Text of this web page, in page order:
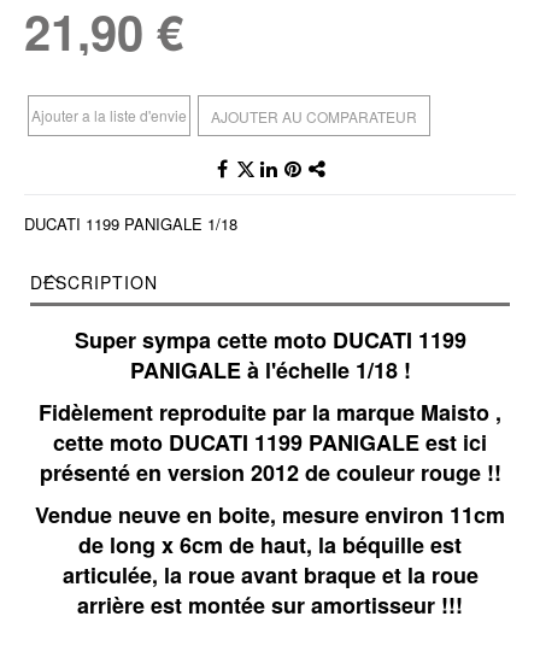
gallery
21,90 €
Ajouter a la liste d'envie AJOUTER AU COMPARATEUR
DUCATI 1199 PANIGALE 1/18
DESCRIPTION
Super sympa cette moto DUCATI 1199
PANIGALE à l'échelle 1/18 !
Fidèlement reproduite par la marque Maisto ,
cette moto DUCATI 1199 PANIGALE est ici
présenté en version 2012 de couleur rouge !!
Vendue neuve en boite, mesure environ 11cm
de long x 6cm de haut, la béquille est
articulée, la roue avant braque et la roue
arrière est montée sur amortisseur !!!